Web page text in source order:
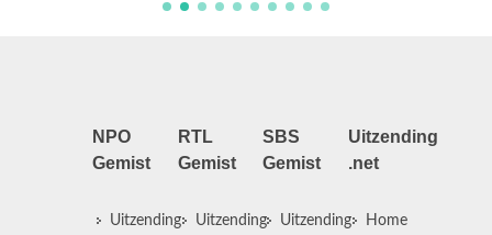
NPO
Gemist
Uitzending
RTL
Gemist
Uitzending
SBS
Gemist
Uitzending
Uitzending
.net
Home